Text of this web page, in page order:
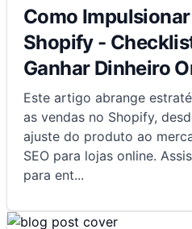
Como
Shopify -
Ganhar Dinheiro
Este artigo abrange
as vendas no Shopify,
ajuste do produto ao
SEO para lojas online.
para ent...